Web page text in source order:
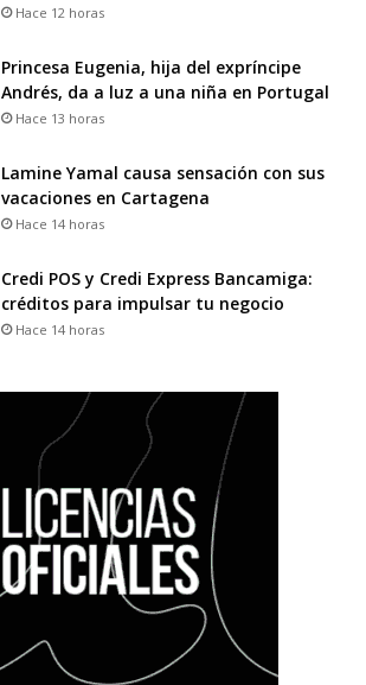
Hace 12 horas
Princesa Eugenia, hija del expríncipe
Andrés, da a luz a una niña en Portugal
Hace 13 horas
Lamine Yamal causa sensación con sus
vacaciones en Cartagena
Hace 14 horas
Credi POS y Credi Express Bancamiga:
créditos para impulsar tu negocio
Hace 14 horas